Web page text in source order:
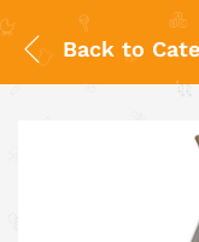
Back to